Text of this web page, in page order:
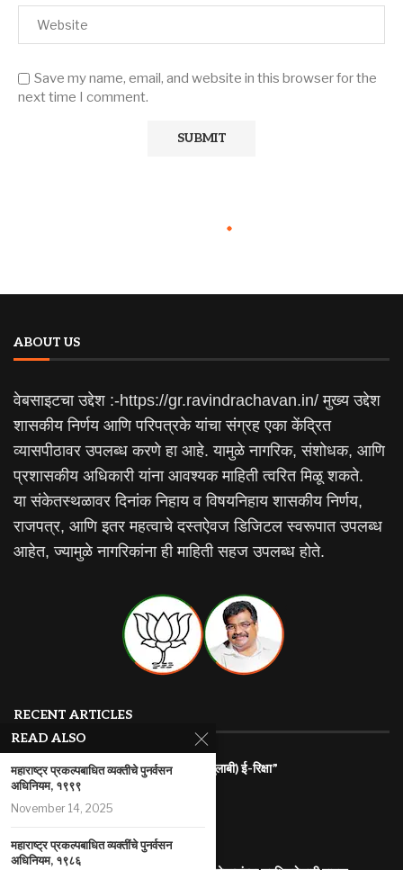
Save my name, email, and website in this browser for the
next time I comment.
ABOUT US
वेबसाइटचा उद्देश :-https://gr.ravindrachavan.in/ मुख्य उद्देश
शासकीय निर्णय आणि परिपत्रके यांचा संग्रह एका केंद्रित
व्यासपीठावर उपलब्ध करणे हा आहे. यामुळे नागरिक, संशोधक, आणि
प्रशासकीय अधिकारी यांना आवश्यक माहिती त्वरित मिळू शकते.
या संकेतस्थळावर दिनांक निहाय व विषयनिहाय शासकीय निर्णय,
राजपत्र, आणि इतर महत्वाचे दस्तऐवज डिजिटल स्वरूपात उपलब्ध
आहेत, ज्यामुळे नागरिकांना ही माहिती सहज उपलब्ध होते.
RECENT ARTICLES
राज्यातील गरजू महिलांना रोजगारासाठी “पिंक (गुलाबी) ई-रिक्षा”
July 31, 2026
July 29, 2026
READ ALSO
महाराष्ट्र प्रकल्पबाधित व्यक्तीचे पुनर्वसन
अधिनियम, १९९९
November 14, 2025
महाराष्ट्र प्रकल्पबाधित व्यक्तींचे पुनर्वसन
अधिनियम, १९८६